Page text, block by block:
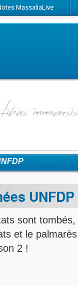
MassaliaLive
nous sur Facebook
Suivez-nous sur Twitter
Abonnez-
UNFDP
sont
et le
2 !